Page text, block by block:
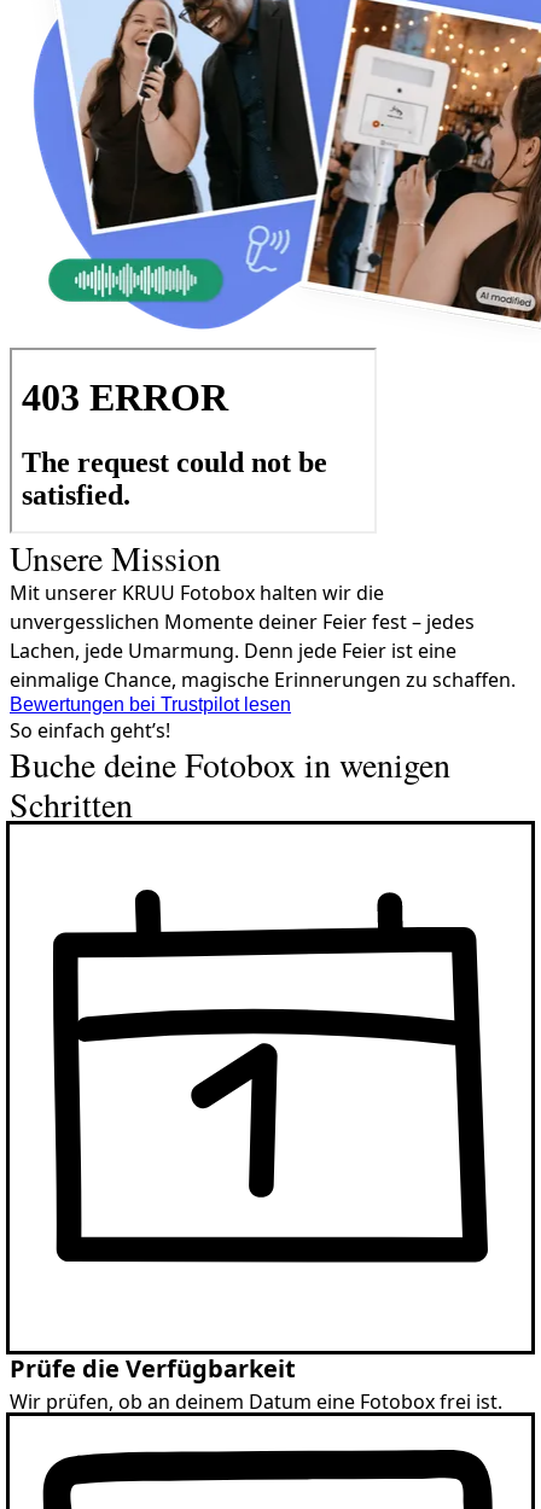
Unsere Mission
Mit unserer KRUU Fotobox halten wir die
unvergesslichen Momente deiner Feier fest – jedes
Lachen, jede Umarmung. Denn jede Feier ist eine
einmalige Chance, magische Erinnerungen zu schaffen.
Bewertungen bei Trustpilot lesen
So einfach geht’s!
Buche deine Fotobox in wenigen
Schritten
Prüfe die Verfügbarkeit
Wir prüfen, ob an deinem Datum eine Fotobox frei ist.